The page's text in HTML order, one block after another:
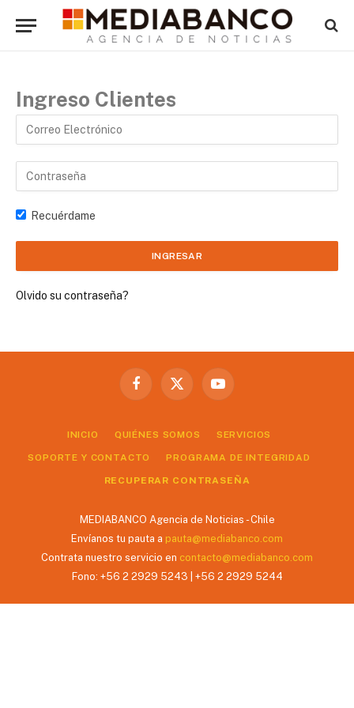
Ingreso Clientes
Recuérdame
Olvido su contraseña?
Facebook
X
YouTube
INICIO QUIÉNES SOMOS SERVICIOS
SOPORTE Y CONTACTO PROGRAMA DE INTEGRIDAD
RECUPERAR CONTRASEÑA
MEDIABANCO Agencia de Noticias - Chile
Envíanos tu pauta a pauta@mediabanco.com
Contrata nuestro servicio en contacto@mediabanco.com
Fono: +56 2 2929 5243 | +56 2 2929 5244